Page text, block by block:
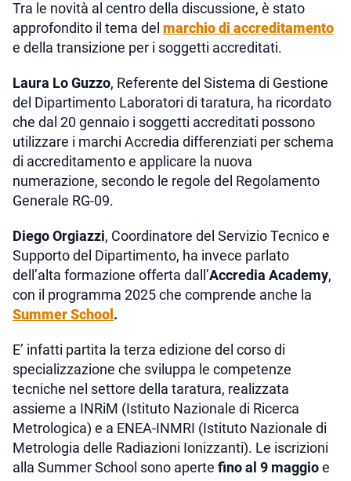
Tra le novità al centro della discussione, è stato
approfondito il tema del marchio di accreditamento
e della transizione per i soggetti accreditati.
Laura Lo Guzzo, Referente del Sistema di Gestione
del Dipartimento Laboratori di taratura, ha ricordato
che dal 20 gennaio i soggetti accreditati possono
utilizzare i marchi Accredia differenziati per schema
di accreditamento e applicare la nuova
numerazione, secondo le regole del Regolamento
Generale RG-09.
Diego Orgiazzi, Coordinatore del Servizio Tecnico e
Supporto del Dipartimento, ha invece parlato
dell’alta formazione offerta dall’Accredia Academy,
con il programma 2025 che comprende anche la
Summer School.
E’ infatti partita la terza edizione del corso di
specializzazione che sviluppa le competenze
tecniche nel settore della taratura, realizzata
assieme a INRiM (Istituto Nazionale di Ricerca
Metrologica) e a ENEA-INMRI (Istituto Nazionale di
Metrologia delle Radiazioni Ionizzanti). Le iscrizioni
alla Summer School sono aperte fino al 9 maggioe